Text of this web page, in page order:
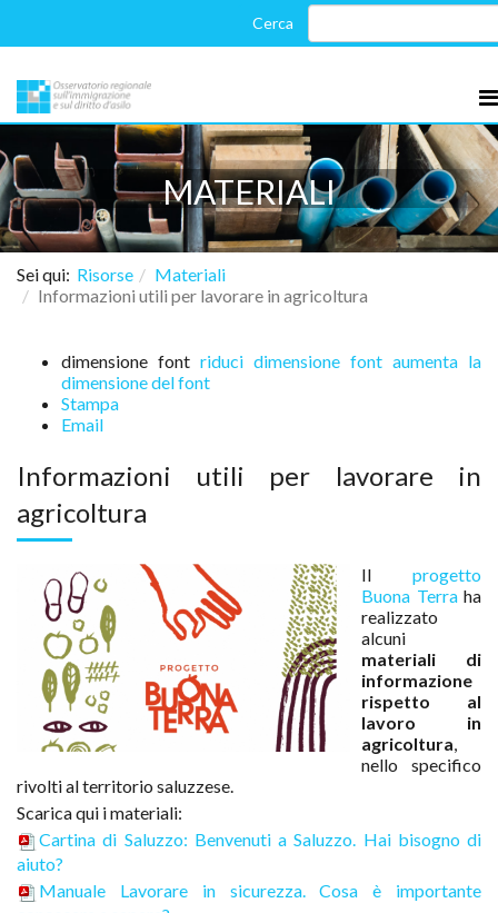
MATERIALI
Sei qui: Risorse
Materiali
Informazioni utili per lavorare in agricoltura
dimensione font riduci dimensione font aumenta la
dimensione del font
Stampa
Email
Informazioni utili per lavorare in
agricoltura
Il progetto
Buona Terra ha
realizzato
alcuni
materiali di
informazione
rispetto al
lavoro in
agricoltura,
nello specifico
rivolti al territorio saluzzese.
Scarica qui i materiali:
Cartina di Saluzzo: Benvenuti a Saluzzo. Hai bisogno di
aiuto?
Manuale Lavorare in sicurezza. Cosa è importante